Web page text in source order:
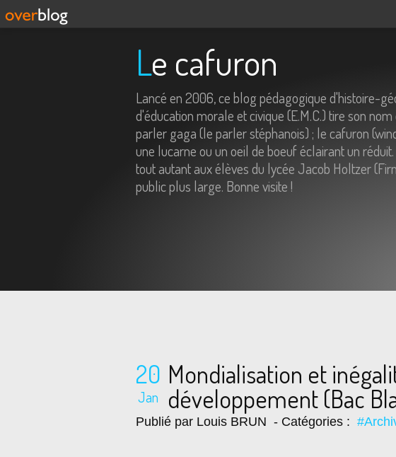
Le cafuron
Lancé en 2006, ce blog pédagogique d'histoire-
d'éducation morale et civique (E.M.C.) tire son
parler gaga (le parler stéphanois) ; le cafuron
une lucarne ou un oeil de boeuf éclairant un
tout autant aux élèves du lycée Jacob Holtzer
public plus large. Bonne visite !
20
Jan
Mondialisation et
développement (Bac
Publié par Louis BRUN - Catégories :